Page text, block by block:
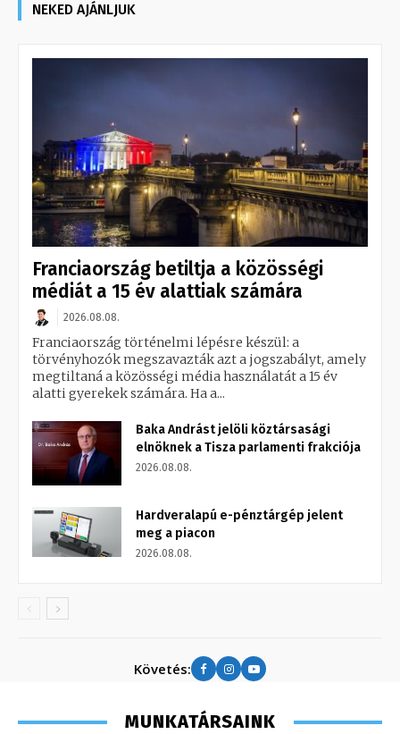
NEKED AJÁNLJUK
Franciaország betiltja a közösségi
médiát a 15 év alattiak számára
2026.08.08.
Franciaország történelmi lépésre készül: a
törvényhozók megszavazták azt a jogszabályt, amely
megtiltaná a közösségi média használatát a 15 év
alatti gyerekek számára. Ha a...
Baka Andrást jelöli köztársasági
elnöknek a Tisza parlamenti frakciója
2026.08.08.
Hardveralapú e-pénztárgép jelent
meg a piacon
2026.08.08.
Követés:
MUNKATÁRSAINK